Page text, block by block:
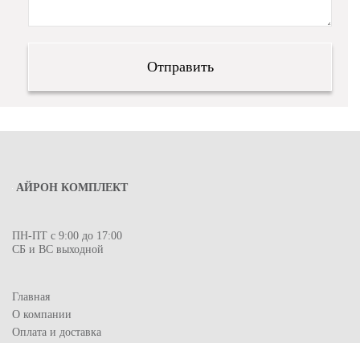
АЙРОН КОМПЛЕКТ
ПН-ПТ с 9:00 до 17:00
СБ и ВС выходной
Главная
О компании
Оплата и доставка